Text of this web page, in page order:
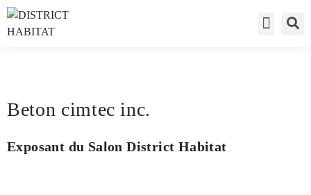
Beton cimtec inc.
Exposant du Salon District Habitat